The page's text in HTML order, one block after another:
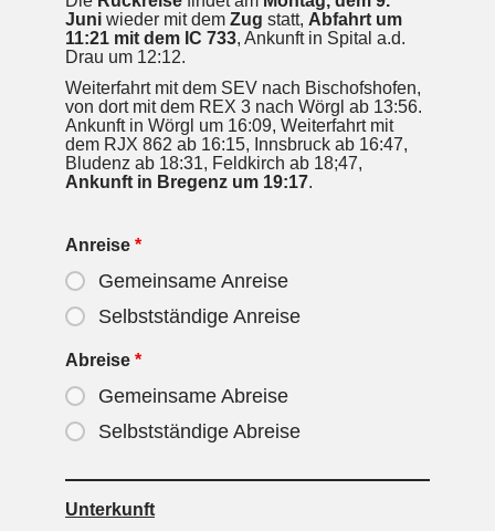
Juni wieder mit dem Zug statt, Abfahrt um
11:21 mit dem IC 733, Ankunft in Spital a.d.
Drau um 12:12.
Weiterfahrt mit dem SEV nach Bischofshofen,
von dort mit dem REX 3 nach Wörgl ab 13:56.
Ankunft in Wörgl um 16:09, Weiterfahrt mit
dem RJX 862 ab 16:15, Innsbruck ab 16:47,
Bludenz ab 18:31, Feldkirch ab 18;47,
Ankunft in Bregenz um 19:17.
Anreise *
Gemeinsame Anreise
Selbstständige Anreise
Abreise *
Gemeinsame Abreise
Selbstständige Abreise
Unterkunft